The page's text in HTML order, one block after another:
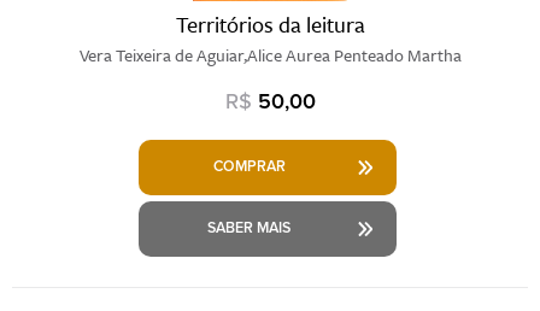
Territórios da leitura
Vera Teixeira de Aguiar,Alice Aurea Penteado Martha
R$ 50,00
COMPRAR
SABER MAIS